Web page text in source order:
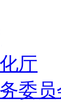
厅
委员